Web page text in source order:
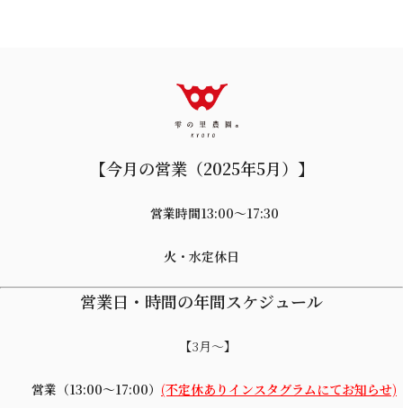
【今月の営業（2025年5月）】
営業時間13:00〜17:30
火・水定休日
営業日・時間の年間スケジュール
【3月～】
営業（13:00～17:00） (不定休ありインスタグラムにてお知らせ)